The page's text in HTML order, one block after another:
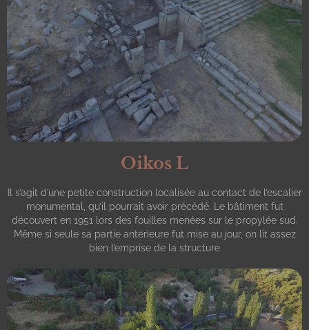
Oikos L
Il s’agit d’une petite construction localisée au contact de l’escalier
monumental, qu’il pourrait avoir précédé. Le bâtiment fut
découvert en 1951 lors des fouilles menées sur le propylée sud.
Même si seule sa partie antérieure fut mise au jour, on lit assez
bien l’emprise de la structure